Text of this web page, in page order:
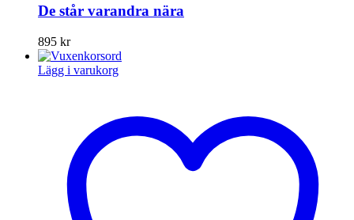
De står varandra nära
895 kr
Lägg i varukorg